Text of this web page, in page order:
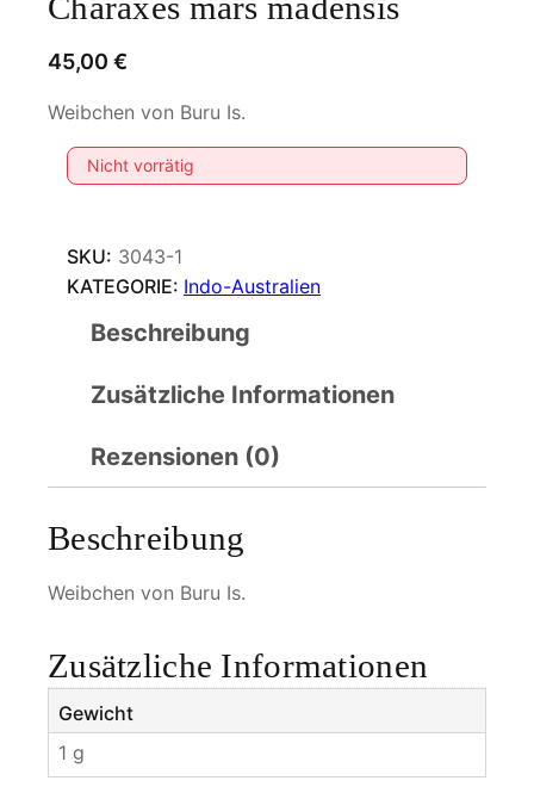
Charaxes mars madensis
45,00 €
Weibchen von Buru Is.
Nicht vorrätig
SKU: 3043-1
KATEGORIE: Indo-Australien
Beschreibung
Zusätzliche Informationen
Rezensionen (0)
Beschreibung
Weibchen von Buru Is.
Zusätzliche Informationen
Gewicht
1 g